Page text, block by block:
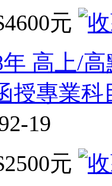
元
年 高上/
授專業
19
元